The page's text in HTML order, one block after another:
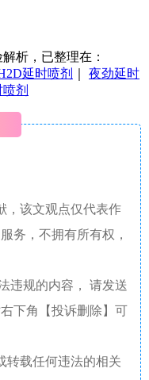
析，已整理在：
延时喷剂
夜劲延时
剂
，该文观点仅代表作
务，不拥有所有权，
违规的内容， 请发送
右下角【投诉删除】可
转载任何违法的相关